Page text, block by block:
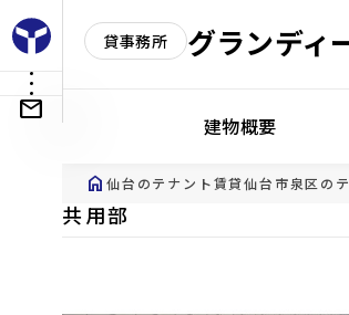
貸事務所 グランディ
建物概要
home 仙台のテナント賃貸仙台市泉区の
共用部